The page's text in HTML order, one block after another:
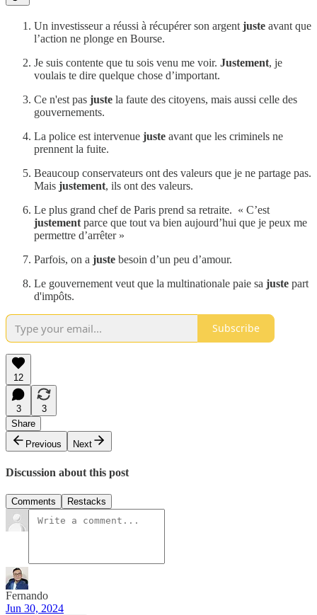
Un investisseur a réussi à récupérer son argent juste avant que
l’action ne plonge en Bourse.
Je suis contente que tu sois venu me voir. Justement, je
voulais te dire quelque chose d’important.
Ce n'est pas juste la faute des citoyens, mais aussi celle des
gouvernements.
La police est intervenue juste avant que les criminels ne
prennent la fuite.
Beaucoup conservateurs ont des valeurs que je ne partage pas.
Mais justement, ils ont des valeurs.
Le plus grand chef de Paris prend sa retraite. « C’est
justement parce que tout va bien aujourd’hui que je peux me
permettre d’arrêter »
Parfois, on a juste besoin d’un peu d’amour.
Le gouvernement veut que la multinationale paie sa juste part
d'impôts.
Subscribe
12
3
3
Share
Previous
Next
Discussion about this post
Comments Restacks
Fernando
Jun 30, 2024